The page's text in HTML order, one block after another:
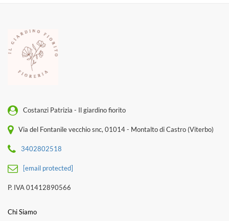
Costanzi Patrizia - Il giardino fiorito
Via del Fontanile vecchio snc, 01014 - Montalto di Castro (Viterbo)
3402802518
[email protected]
P. IVA 01412890566
Chi Siamo